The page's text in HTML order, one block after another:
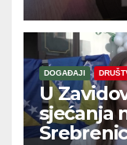
DOGAĐAJI
U
sjećanja